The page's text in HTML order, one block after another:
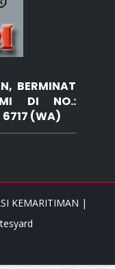
BERMINAT
DI NO.:
(WA)
KEMARITIMAN |